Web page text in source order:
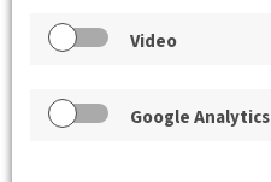
Video
Google Analytics